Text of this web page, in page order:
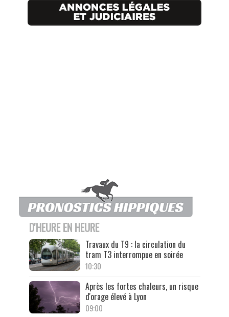
D'HEURE EN HEURE
Travaux du T9 : la circulation du
tram T3 interrompue en soirée
10:30
Après les fortes chaleurs, un risque
d'orage élevé à Lyon
09:00